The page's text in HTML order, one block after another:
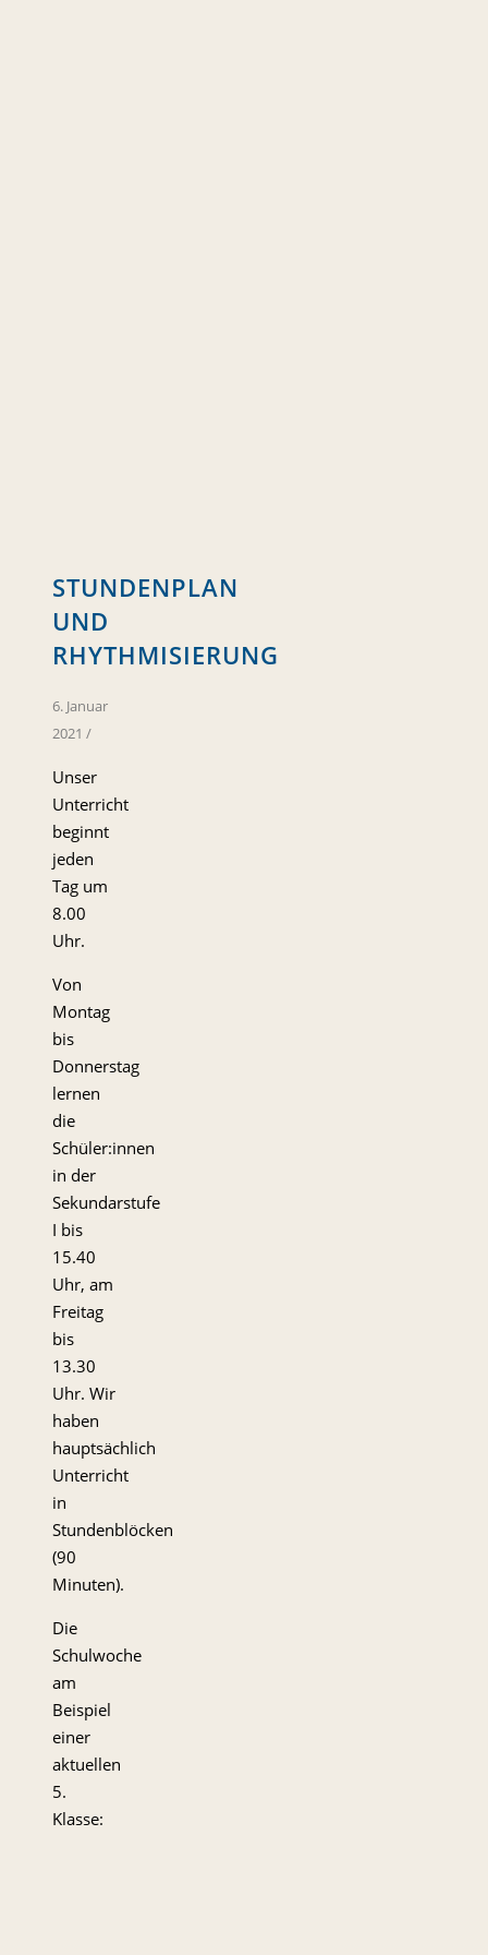
STUNDENPLAN
UND
RHYTHMISIERUNG
6. Januar
2021 /
Unser
Unterricht
beginnt
jeden
Tag um
8.00
Uhr.
Von
Montag
bis
Donnerstag
lernen
die
Schüler:innen
in der
Sekundarstufe
I bis
15.40
Uhr, am
Freitag
bis
13.30
Uhr. Wir
haben
hauptsächlich
Unterricht
in
Stundenblöcken
(90
Minuten).
Die
Schulwoche
am
Beispiel
einer
aktuellen
5.
Klasse: